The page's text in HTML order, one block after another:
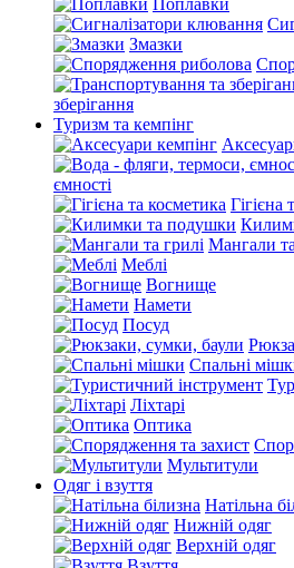
Поплавки
Змазки
зберігання
Туризм та кемпінг
ємності
Гігієна
Мангали
Меблі
Вогнище
Намети
Посуд
Спальні
Ліхтарі
Оптика
Мультитули
Одяг і взуття
Натільна
Нижній одяг
Верхній одяг